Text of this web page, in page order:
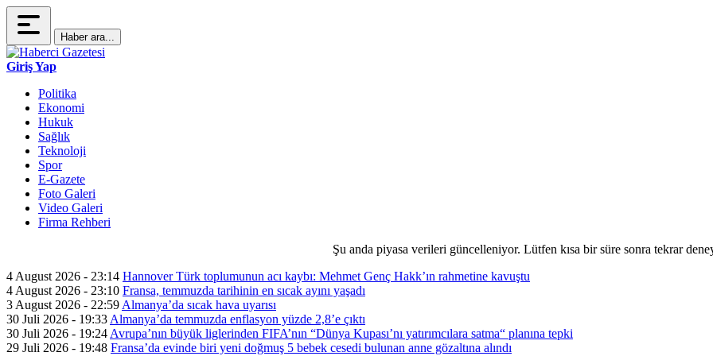
Haber ara...
Giriş Yap
Politika
Ekonomi
Hukuk
Sağlık
Teknoloji
Spor
E-Gazete
Foto Galeri
Video Galeri
Firma Rehberi
Şu anda piyasa verileri güncelleniyor. Lütfen kısa bir süre sonra tekrar
4 August 2026 - 23:14 Hannover Türk toplumunun acı kaybı: Mehmet Genç Hakk’ın rahmetine kavuştu
4 August 2026 - 23:10 Fransa, temmuzda tarihinin en sıcak ayını yaşadı
3 August 2026 - 22:59 Almanya’da sıcak hava uyarısı
30 Juli 2026 - 19:33 Almanya’da temmuzda enflasyon yüzde 2,8’e çıktı
30 Juli 2026 - 19:24 Avrupa’nın büyük liglerinden FIFA’nın “Dünya Kupası’nı yatırımcılara satma“ planına tepki
29 Juli 2026 - 19:48 Fransa’da evinde biri yeni doğmuş 5 bebek cesedi bulunan anne gözaltına alındı